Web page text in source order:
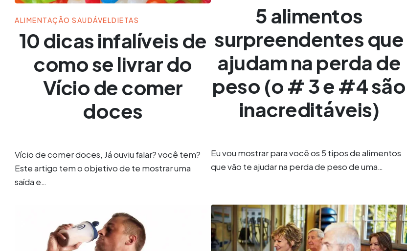
ALIMENTAÇÃO SAUDÁVELDIETAS
10 dicas infalíveis de
como se livrar do
Vício de comer
doces
Vício de comer doces, Já ouviu falar? você tem?
Este artigo tem o objetivo de te mostrar uma
saída e…
5 alimentos
surpreendentes que
ajudam na perda de
peso (o # 3 e #4 são
inacreditáveis)
Eu vou mostrar para você os 5 tipos de alimentos
que vão te ajudar na perda de peso de uma…